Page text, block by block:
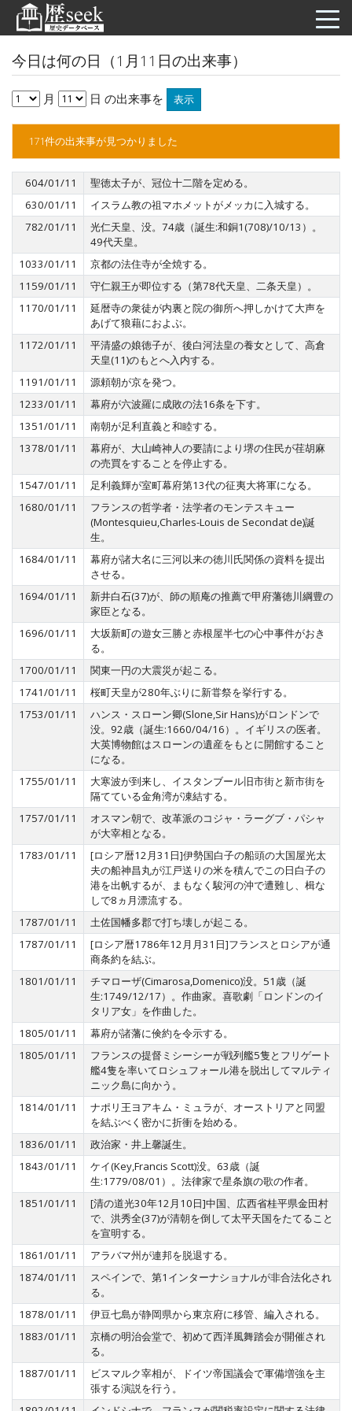
今日は何の日（1月11日の出来事）
月 日 の出来事を 表示
171件の出来事が見つかりました
604/01/11
聖徳太子が、冠位十二階を定める。
630/01/11
イスラム教の祖マホメットがメッカに入城する。
782/01/11
光仁天皇、没。74歳（誕生:和銅1(708)/10/13）。
49代天皇。
1033/01/11
京都の法住寺が全焼する。
1159/01/11
守仁親王が即位する（第78代天皇、二条天皇）。
1170/01/11
延暦寺の衆徒が内裏と院の御所へ押しかけて大声を
あげて狼藉におよぶ。
1172/01/11
平清盛の娘徳子が、後白河法皇の養女として、高倉
天皇(11)のもとへ入内する。
1191/01/11
源頼朝が京を発つ。
1233/01/11
幕府が六波羅に成敗の法16条を下す。
1351/01/11
南朝が足利直義と和睦する。
1378/01/11
幕府が、大山崎神人の要請により堺の住民が荏胡麻
の売買をすることを停止する。
1547/01/11
足利義輝が室町幕府第13代の征夷大将軍になる。
1680/01/11
フランスの哲学者・法学者のモンテスキュー
(Montesquieu,Charles-Louis de Secondat de)誕
生。
1684/01/11
幕府が諸大名に三河以来の徳川氏関係の資料を提出
させる。
1694/01/11
新井白石(37)が、師の順庵の推薦で甲府藩徳川綱豊の
家臣となる。
1696/01/11
大坂新町の遊女三勝と赤根屋半七の心中事件がおき
る。
1700/01/11
関東一円の大震災が起こる。
1741/01/11
桜町天皇が280年ぶりに新甞祭を挙行する。
1753/01/11
ハンス・スローン卿(Slone,Sir Hans)がロンドンで
没。92歳（誕生:1660/04/16）。イギリスの医者。
大英博物館はスローンの遺産をもとに開館すること
になる。
1755/01/11
大寒波が到来し、イスタンブール旧市街と新市街を
隔てている金角湾が凍結する。
1757/01/11
オスマン朝で、改革派のコジャ・ラーグブ・パシャ
が大宰相となる。
1783/01/11
[ロシア暦12月31日]伊勢国白子の船頭の大国屋光太
夫の船神昌丸が江戸送りの米を積んでこの日白子の
港を出帆するが、まもなく駿河の沖で遭難し、楫な
しで8ヵ月漂流する。
1787/01/11
土佐国幡多郡で打ち壊しが起こる。
1787/01/11
[ロシア暦1786年12月月31日]フランスとロシアが通
商条約を結ぶ。
1801/01/11
チマローザ(Cimarosa,Domenico)没。51歳（誕
生:1749/12/17）。作曲家。喜歌劇「ロンドンのイ
タリア女」を作曲した。
1805/01/11
幕府が諸藩に倹約を令示する。
1805/01/11
フランスの提督ミシーシーが戦列艦5隻とフリゲート
艦4隻を率いてロシュフォール港を脱出してマルティ
ニック島に向かう。
1814/01/11
ナポリ王ヨアキム・ミュラが、オーストリアと同盟
を結ぶべく密かに折衝を始める。
1836/01/11
政治家・井上馨誕生。
1843/01/11
ケイ(Key,Francis Scott)没。63歳（誕
生:1779/08/01）。法律家で星条旗の歌の作者。
1851/01/11
[清の道光30年12月10日]中国、広西省桂平県金田村
で、洪秀全(37)が清朝を倒して太平天国をたてること
を宣明する。
1861/01/11
アラバマ州が連邦を脱退する。
1874/01/11
スペインで、第1インターナショナルが非合法化され
る。
1878/01/11
伊豆七島が静岡県から東京府に移管、編入される。
1883/01/11
京橋の明治会堂で、初めて西洋風舞踏会が開催され
る。
1887/01/11
ビスマルク宰相が、ドイツ帝国議会で軍備増強を主
張する演説を行う。